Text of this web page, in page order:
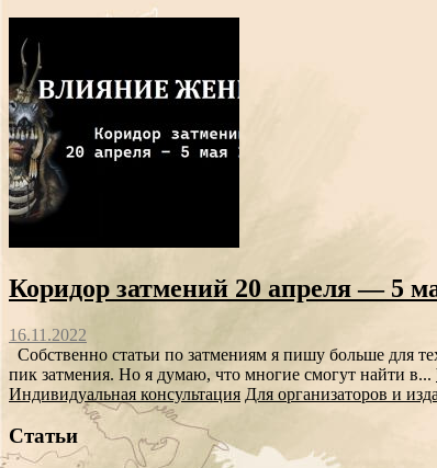
Коридор затмений 20 апреля — 5
16.11.2022
Собственно статьи по затмениям я пишу больше для
пик затмения. Но я думаю, что многие смогут найти в...
Индивидуальная консультация Для организаторов и
Статьи